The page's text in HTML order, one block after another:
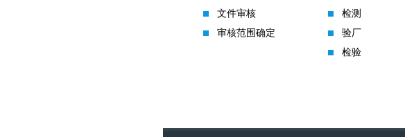
文件审核
审核范围确定
检测
验厂
检验